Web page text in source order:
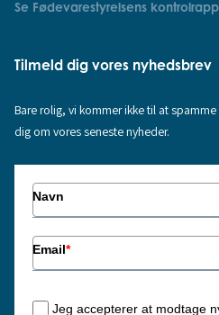
Se Fødevarestyrelsens
Tilmeld dig vores nyhedsbrev
Bare rolig, vi kommer ikke til at
dig om vores seneste nyheder.
Navn
Email*
Jeg accepterer at modtage